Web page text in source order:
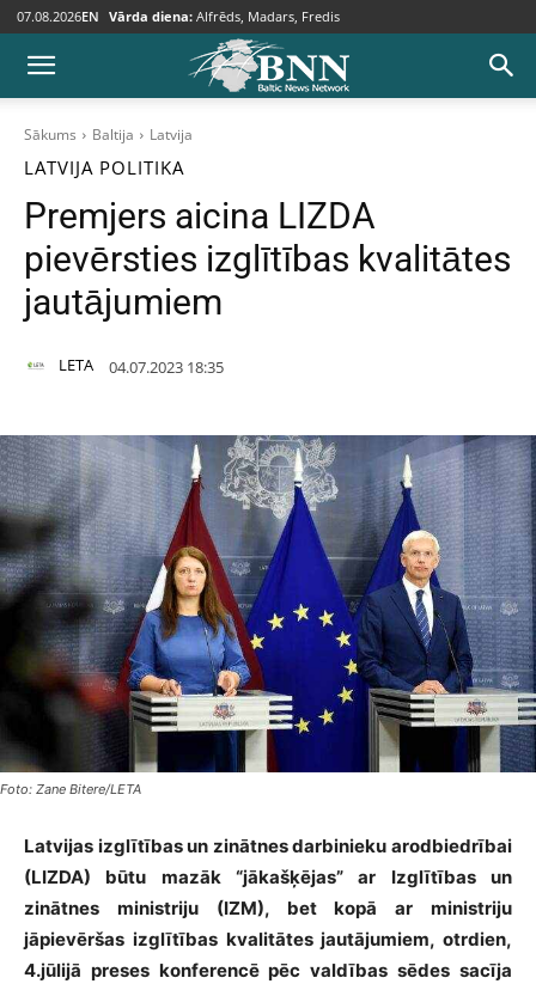
07.08.2026EN Vārda diena: Alfrēds, Madars, Fredis
Sākums Baltija Latvija
LATVIJA POLITIKA
Premjers aicina LIZDA
pievērsties izglītības kvalitātes
jautājumiem
LETA 04.07.2023 18:35
Foto: Zane Bitere/LETA
Latvijas izglītības un zinātnes darbinieku arodbiedrībai
(LIZDA) būtu mazāk “jākašķējas” ar Izglītības un
zinātnes ministriju (IZM), bet kopā ar ministriju
jāpievēršas izglītības kvalitātes jautājumiem, otrdien,
4.jūlijā preses konferencē pēc valdības sēdes sacīja